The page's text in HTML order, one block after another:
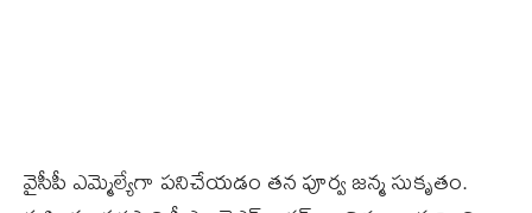
వైసీపీ ఎమ్మెల్యేగా పనిచేయడం తన పూర్వ జన్మ సుకృతం.